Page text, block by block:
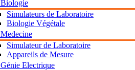
Biologie
Simulateurs de Laboratoire
Biologie Végétale
Medecine
Simulateur de Laboratoire
Appareils de Mesure
Génie Electrique